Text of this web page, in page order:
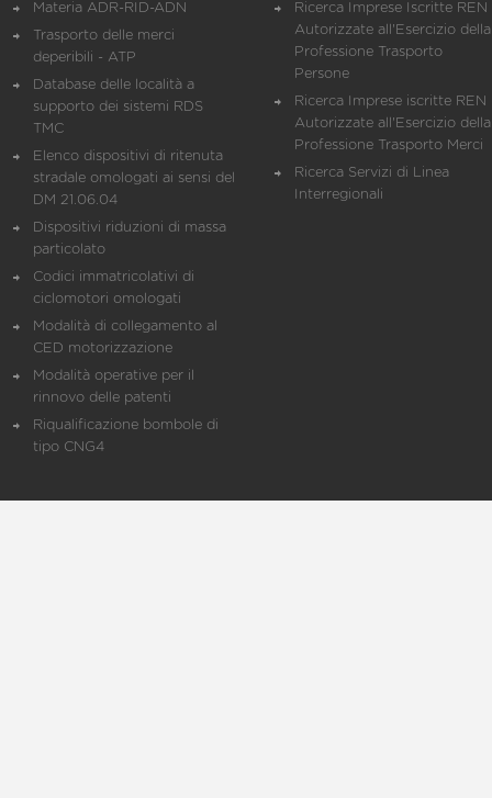
Materia ADR-RID-ADN
Trasporto delle merci
deperibili - ATP
Database delle località a
supporto dei sistemi RDS
TMC
Elenco dispositivi di ritenuta
stradale omologati ai sensi del
DM 21.06.04
Dispositivi riduzioni di massa
particolato
Codici immatricolativi di
ciclomotori omologati
Modalità di collegamento al
CED motorizzazione
Modalità operative per il
rinnovo delle patenti
Riqualificazione bombole di
tipo CNG4
Ricerca Imprese Iscritte REN
Autorizzate all'Esercizio della
Professione Trasporto
Persone
Ricerca Imprese iscritte REN
Autorizzate all'Esercizio della
Professione Trasporto Merci
Ricerca Servizi di Linea
Interregionali